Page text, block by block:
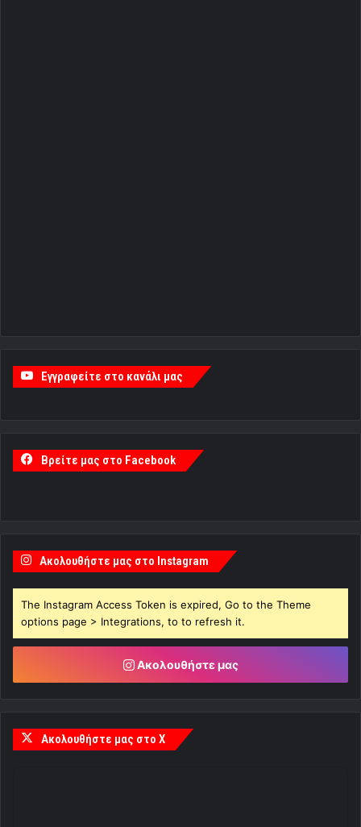
Εγγραφείτε στο κανάλι μας
Βρείτε μας στο Facebook
Ακολουθήστε μας στο Instagram
The Instagram Access Token is expired, Go to the Theme
options page > Integrations, to to refresh it.
Ακολουθήστε μας
Ακολουθήστε μας στο X